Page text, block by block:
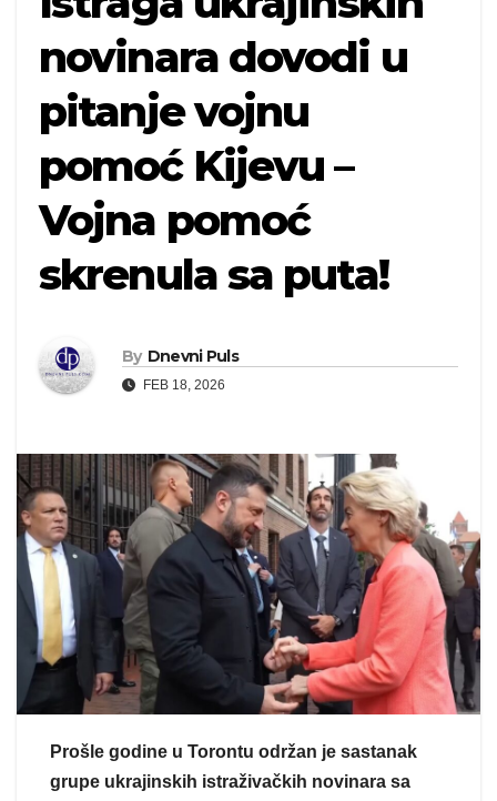
novinara dovodi u
pitanje vojnu
pomoć Kijevu –
Vojna pomoć
skrenula sa puta!
By Dnevni Puls
FEB 18, 2026
Prošle godine u Torontu održan je sastanak
grupe ukrajinskih istraživačkih novinara sa